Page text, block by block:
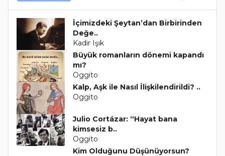
İçimizdeki Şeytan’dan Birbirinden
Değe..
Kadir Işık
Büyük romanların dönemi kapandı
mı?
Oggito
Kalp, Aşk ile Nasıl İlişkilendirildi? ..
Oggito
Julio Cortázar: “Hayat bana
kimsesiz b..
Oggito
Kim Olduğunu Düşünüyorsun?